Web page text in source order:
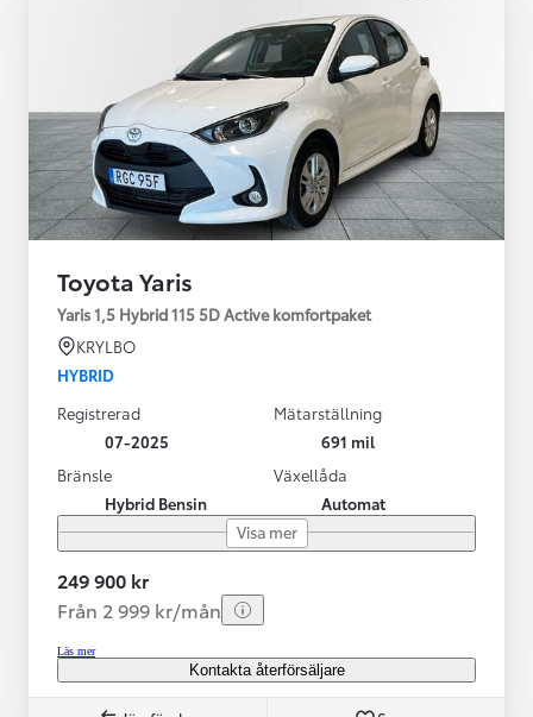
Toyota Yaris
Yaris 1,5 Hybrid 115 5D Active komfortpaket
KRYLBO
HYBRID
Registrerad
07-2025
Mätarställning
691 mil
Bränsle
Hybrid Bensin
Växellåda
Automat
Visa mer
249 900 kr
Från 2 999 kr/mån
Läs mer
Kontakta återförsäljare